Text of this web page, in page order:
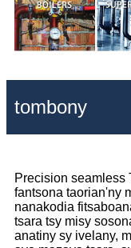
tombony
Precision seamless
fantsona taorian'ny
nanakodia
tsara tsy misy
anatiny sy ivelany,